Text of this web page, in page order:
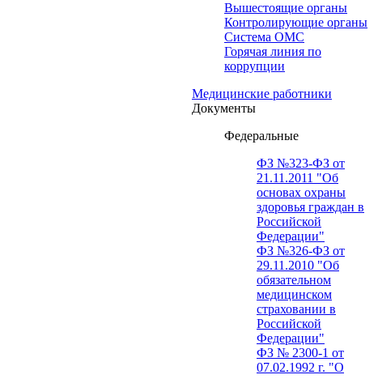
Вышестоящие органы
Контролирующие органы
Система ОМС
Горячая линия по
коррупции
Медицинские работники
Документы
Федеральные
ФЗ №323-ФЗ от
21.11.2011 "Об
основах охраны
здоровья граждан в
Российской
Федерации"
ФЗ №326-ФЗ от
29.11.2010 "Об
обязательном
медицинском
страховании в
Российской
Федерации"
ФЗ № 2300-1 от
07.02.1992 г. "О